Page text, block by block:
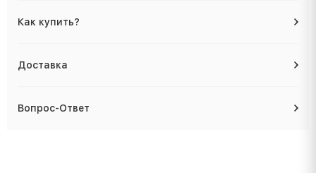
Как купить?
Доставка
Вопрос-Ответ